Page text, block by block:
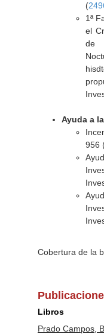
(
1ª
el
de
Ayuda a
956
Cobertura de la
Libros
Prado Campos,